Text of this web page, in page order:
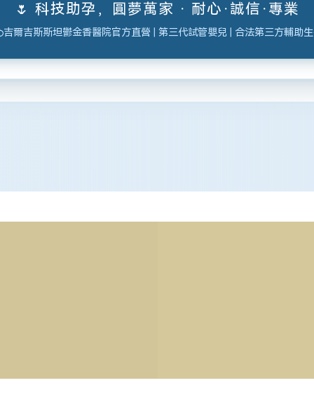
🌷 科技助孕，圓夢萬家 · 耐心·誠信·專業
吉爾吉斯斯坦鬱金香醫院官方直營 | 第三代試管嬰兒 | 合法第三方輔助